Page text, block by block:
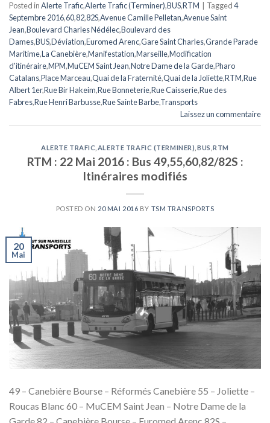
Posted inAlerte Trafic,Alerte Trafic (Terminer),BUS,RTM Tagged4
Septembre 2016,60,82,82S,Avenue Camille Pelletan,Avenue Saint
Jean,Boulevard Charles Nédélec,Boulevard des
Dames,BUS,Déviation,Euromed Arenc,Gare Saint Charles,Grande Parade
Maritime,La Canebière,Manifestation,Marseille,Modification
d'itinéraire,MPM,MuCEM Saint Jean,Notre Dame de la Garde,Pharo
Catalans,Place Marceau,Quai de la Fraternité,Quai de la Joliette,RTM,Rue
Albert 1er,Rue Bir Hakeim,Rue Bonneterie,Rue Caisserie,Rue des
Fabres,Rue Henri Barbusse,Rue Sainte Barbe,Transports
Laissez un commentaire
ALERTE TRAFIC ALERTE TRAFIC (TERMINER) BUS ,RTM
RTM : 22 Mai 2016 : Bus 49,55,60,82/82S :
Itinéraires modifiés
POSTED ON 20 MAI 2016 BY TSM TRANSPORTS
20
Mai
49 – Canebière Bourse – Réformés Canebière 55 – Joliette –
Roucas Blanc 60 – MuCEM Saint Jean – Notre Dame de la